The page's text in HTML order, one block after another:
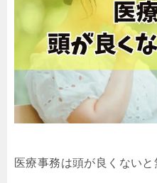
医療事務は頭が良くない